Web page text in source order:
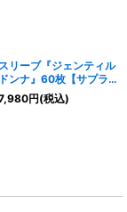
スリーブ『ジェンティル
ドンナ』60枚【サプラ
】{-}《-》
円(税込)